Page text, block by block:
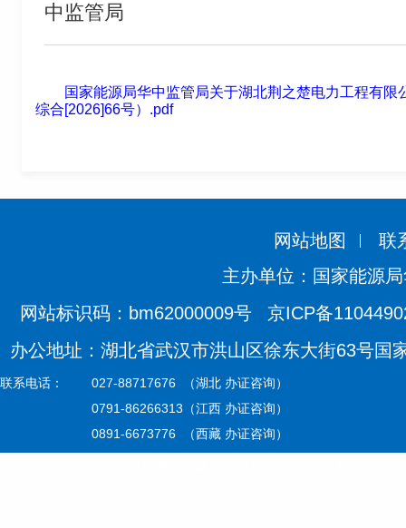
中监管局
国家能源局华中监管局关于湖北荆之楚电力工程有
综合[2026]66号）.pdf
网站地图
联
主办单位：国家能源
网站标识码：bm62000009号
京ICP备
办公地址：湖北省武汉市洪山区徐东大街63号国
联系电话：
027-88717676 （湖北 办证咨询）
0791-86266313（江西 办证咨询）
0891-6673776 （西藏 办证咨询）